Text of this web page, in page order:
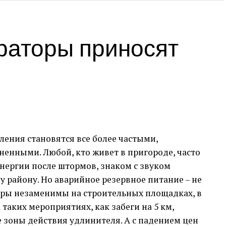
развернуто описывайте условия и
количестве площадок.
соискателей, не верьте на слово.
плату и социальные гарантии.
проблема, но ее можно решить,
Важно быть креативным,
привлекательные условия работы.
понадобиться современному пользователю.
Быстрота
был связан с приобретением
Процесс был не только простым, но и
систему оплаты, а также мгновенное
и Оперативные
поддержки. Все мои вопросы были
что является большим плюсом для любого
на первом месте, и я был приятно удивлен,
приносят
становятся все более частыми,
Любой, кто живет в пригороде, часто
после штормов, знаком с звуком
району. Но аварийное резервное питание – не
незаменимы на строительных площадках, в
мероприятиях, как забеги на 5 км,
действия удлинителя. А с падением цен